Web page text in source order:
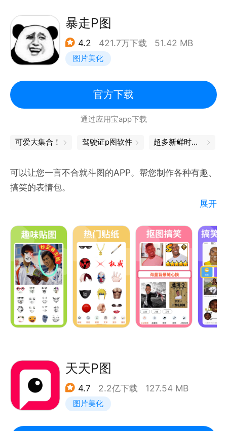
【视频美容】视频高清人像精修，像修图一样修视频！
【视频剪辑】功能简单0门槛，视频大片轻松剪！AI智
能画质修复，视频也清晰。
【美图AI全家桶】AI绘画实现绘画自由、AI修图智能修
效。
==== 联系方式 ====
微信官方公众号：meituxiuxiu
微博官方帐号：@美图秀秀
反馈/在线咨询
暴走P图
4.2 421.7万下载 51.42 MB
图片美化
官方下载
通过应用宝app下载
可爱大集合！ 驾驶证p图软件 超多新鲜时髦资讯，在这里
可以让您一言不合就斗图的APP。帮您制作各种有趣、
搞笑的表情包。
有搞笑、炫酷、鬼畜、抽象、阴间、趣味、动漫及游戏
元素丰富类型贴纸。熊猫头、墨镜、香烟、龙图、身
法、贝利亚等流行热点贴纸，还有红眼、流血特效等炫
酷动态贴纸。
【抠图搞笑】
智能识别并抠出人像、头部、各种物品，各种搞笑趣味
背景随心换。
神、头像框、拼图、热门动漫各种模板类型。有最新的
热门凌驾、权威、火影 S 级头像框、摸摸头等模板，
轻松成为P图大神。
【搞怪变形】
展开
天天P图
4.7 2.2亿下载 127.54 MB
图片美化